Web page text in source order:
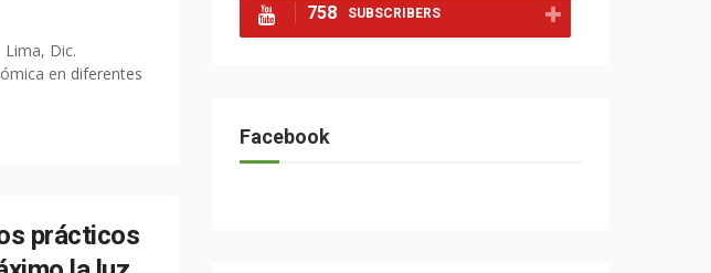
en diferentes
prácticos
758 SUBSCRIBERS
Facebook